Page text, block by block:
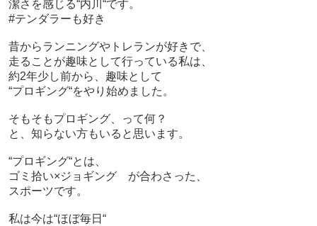
潔さを感じる“内川“です。
#テンダラーも好き
昔からランニングやトレランが好きで、
走ることが趣味として行っている私は、
約2年少し前から、趣味として
“プロギング“をやり始めました。
そもそもプロギング、って何？
と、知らない方もいると思います。
“プロギング“とは、
ゴミ拾い×ジョギング が合わさった、
スポーツです。
私は今は“ほぼ毎日“